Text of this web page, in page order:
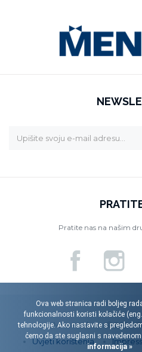
Pratite nas na našim
Menart d.o.o. © 2026.
Uvjeti korištenja
Ova web stranica radi boljeg
funkcionalnosti koristi kolačiće
tehnologije. Ako nastavite s
ćemo da ste suglasni s
informacija »